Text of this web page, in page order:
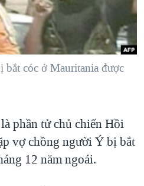
TẠI DẢI GAZA
ĐƯỜNG
NAY
cóc ở Mauritania được
phần tử chủ chiến Hồi
vợ chồng người Ý bị bắt
12 năm ngoái.